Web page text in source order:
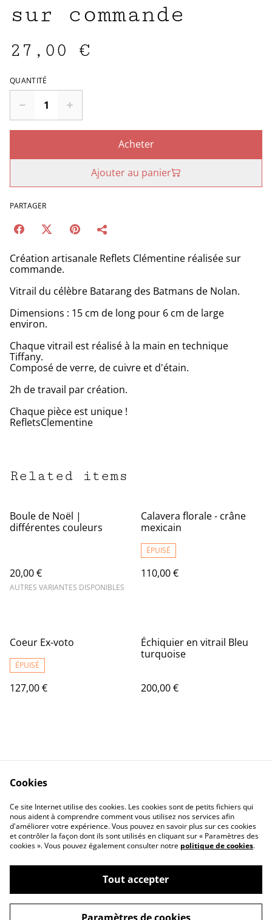
sur commande
27,00 €
QUANTITÉ
Acheter
Ajouter au panier
PARTAGER
Création artisanale Reflets Clémentine réalisée sur
commande.
Vitrail du célèbre Batarang des Batmans de Nolan.
Dimensions : 15 cm de long pour 6 cm de large
environ.
Chaque vitrail est réalisé à la main en technique
Tiffany.
Composé de verre, de cuivre et d'étain.
2h de travail par création.
Chaque pièce est unique !
RefletsClementine
Related items
Boule de Noël |
différentes couleurs
20,00 €
AUTRES VARIANTES DISPONIBLES
Calavera florale - crâne
mexicain
ÉPUISÉ
110,00 €
Coeur Ex-voto
ÉPUISÉ
127,00 €
Échiquier en vitrail Bleu
turquoise
200,00 €
Contact Us
Legal Terms
Privacy Policy
Cookie Policy
©2026Reflets Clémentine
Cookies
Ce site Internet utilise des cookies. Les cookies sont de petits fichiers qui
nous aident à comprendre comment vous utilisez nos services afin
d'améliorer votre expérience. Vous pouvez en savoir plus sur ces cookies
et contrôler la façon dont ils sont utilisés en cliquant sur « Paramètres des
cookies ». Vous pouvez également consulter notre politique de cookies.
Tout accepter